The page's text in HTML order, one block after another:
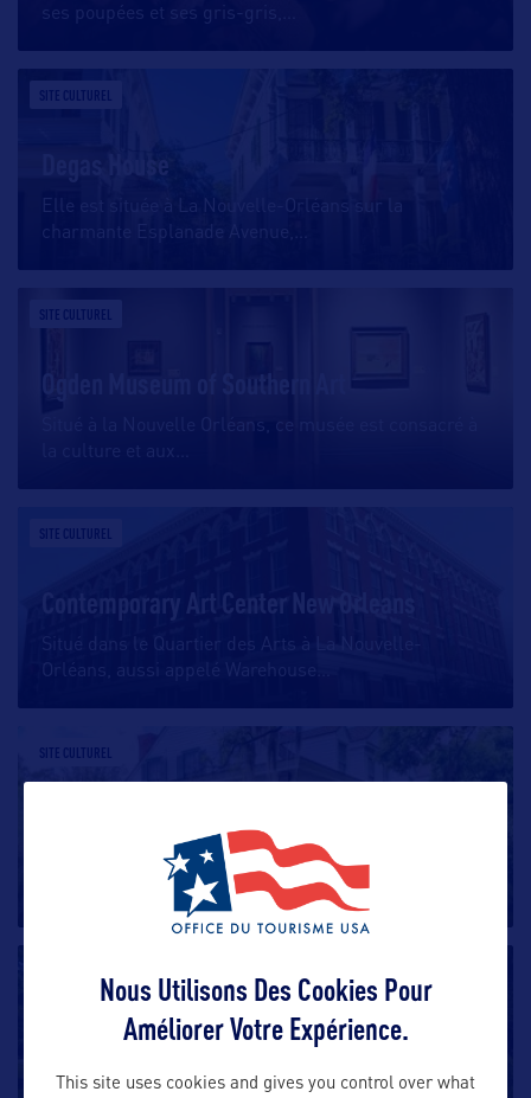
ses poupées et ses gris-gris,
SITE CULTUREL
Degas House
Elle est située à La Nouvelle-Orléans sur la
charmante Esplanade Avenue,
SITE CULTUREL
Ogden Museum of Southern Art
Situé à la Nouvelle Orléans, ce musée est consacré à
SITE CULTUREL
Contemporary Art Center New Orleans
SITE CULTUREL
La plantation The Myrtles, située à St Francisville, est
considérée comme …
Vermillon Ville
Vermilionville est un musée vivant de la culture cajun
Nous Utilisons Des Cookies Pour
Améliorer Votre Expérience.
This site uses cookies and gives you control over what